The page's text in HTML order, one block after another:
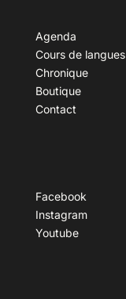
Agenda
Cours de langues
Chronique
Boutique
Contact
Facebook
Instagram
Youtube